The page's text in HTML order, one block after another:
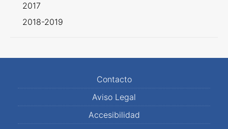
2017
2018-2019
Contacto
Aviso Legal
Accesibilidad